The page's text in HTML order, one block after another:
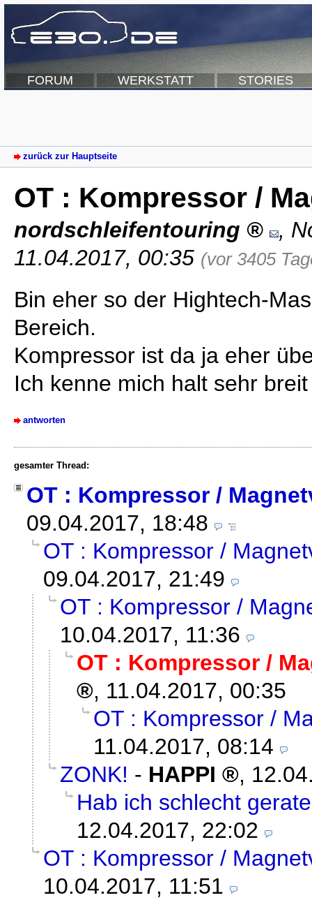
FORUM WERKSTATT STORIES
zurück zur Hauptseite
OT : Kompressor /
nordschleifentouring ,
11.04.2017, 00:35 (vor 3405
Bin eher so der Hightech-
Bereich.
Kompressor ist da ja eher
Ich kenne mich halt sehr
antworten
gesamter Thread:
OT : Kompressor /
09.04.2017, 18:48
OT : Kompressor /
09.04.2017, 21:49
OT : Kompressor /
10.04.2017, 11:36
OT : Kompressor /
, 11.04.2017, 00:35
OT : Kompressor /
11.04.2017, 08:14
ZONK! - HAPPI ,
Hab ich schlecht
12.04.2017, 22:02
OT : Kompressor /
10.04.2017, 11:51